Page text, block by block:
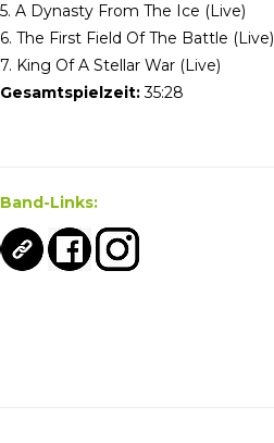
5. A Dynasty From The Ice (Live)
6. The First Field Of The Battle (Live)
7. King Of A Stellar War (Live)
Gesamtspielzeit:35:28
Band-Links: